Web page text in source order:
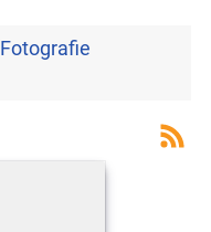
Fotografie